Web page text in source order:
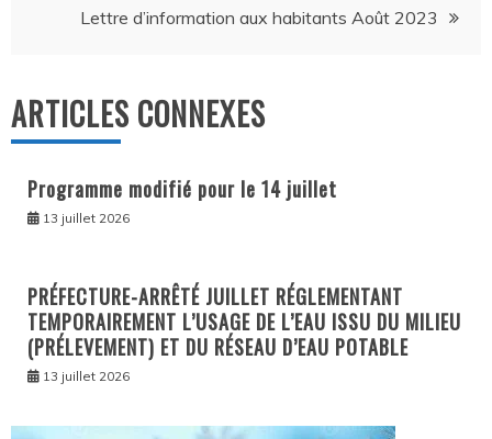
Lettre d’information aux habitants Août 2023
ARTICLES CONNEXES
Programme modifié pour le 14 juillet
13 juillet 2026
PRÉFECTURE-ARRÊTÉ JUILLET RÉGLEMENTANT
TEMPORAIREMENT L’USAGE DE L’EAU ISSU DU MILIEU
(PRÉLEVEMENT) ET DU RÉSEAU D’EAU POTABLE
13 juillet 2026